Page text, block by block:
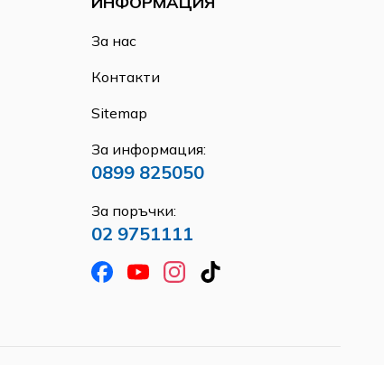
За нас
Контакти
Sitemap
За информация:
0899 825050
За поръчки:
02 9751111